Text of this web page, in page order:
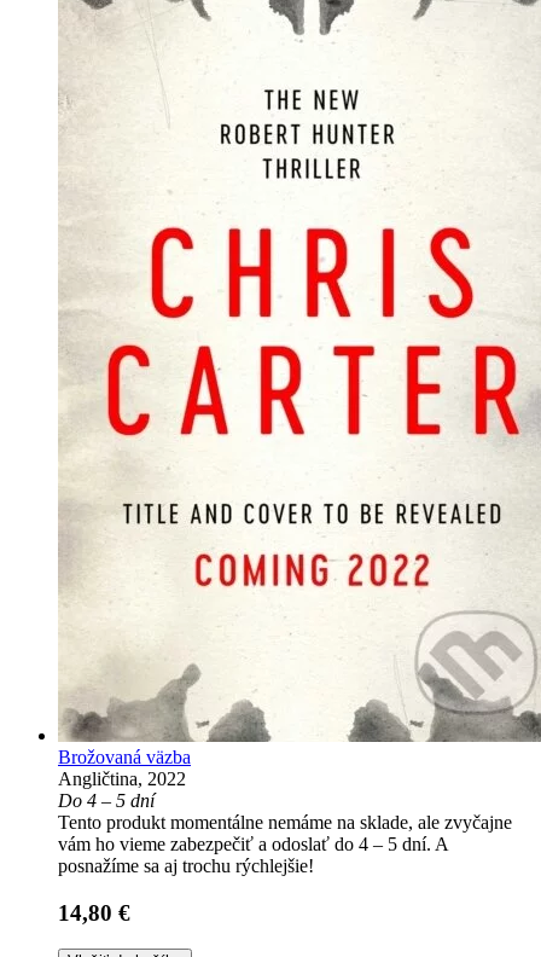
Brožovaná väzba
Angličtina, 2022
Do 4 – 5 dní
Tento produkt momentálne nemáme na sklade, ale zvyčajne
vám ho vieme zabezpečiť a odoslať do 4 – 5 dní. A
posnažíme sa aj trochu rýchlejšie!
14,80 €